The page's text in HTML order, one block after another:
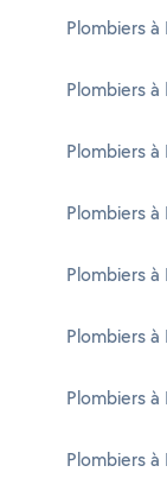
Plombiers à
Plombiers à
Plombiers à
Plombiers
Plombiers à
Plombiers à
Plombiers à
Plombiers